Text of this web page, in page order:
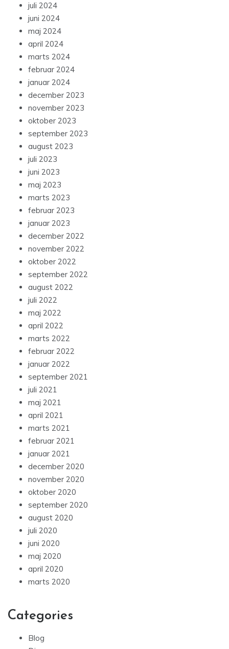
juli 2024
juni 2024
maj 2024
april 2024
marts 2024
februar 2024
januar 2024
december 2023
november 2023
oktober 2023
september 2023
august 2023
juli 2023
juni 2023
maj 2023
marts 2023
februar 2023
januar 2023
december 2022
november 2022
oktober 2022
september 2022
august 2022
juli 2022
maj 2022
april 2022
marts 2022
februar 2022
januar 2022
september 2021
juli 2021
maj 2021
april 2021
marts 2021
februar 2021
januar 2021
december 2020
november 2020
oktober 2020
september 2020
august 2020
juli 2020
juni 2020
maj 2020
april 2020
marts 2020
Categories
Blog